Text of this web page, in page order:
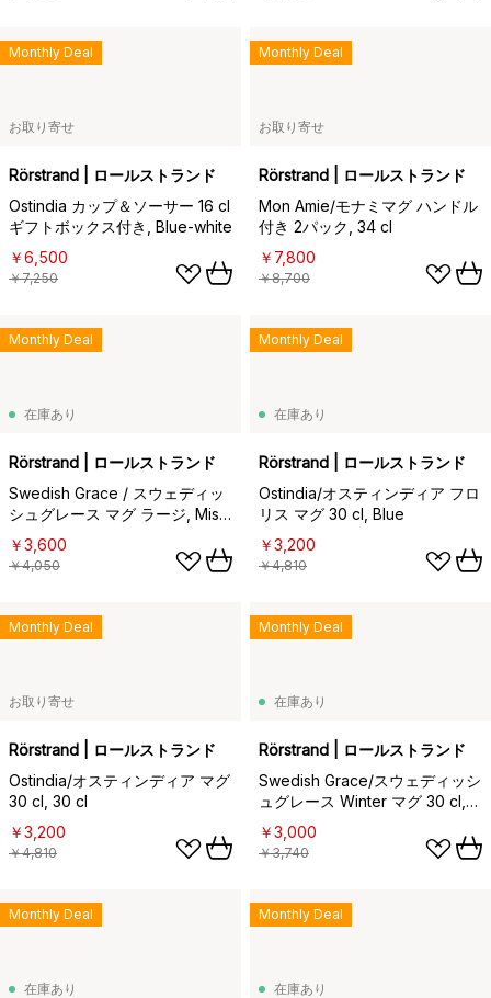
お取り寄せ
Rörstrand | ロールストランド
Ostindia カップ＆ソーサー 16 cl
ギフトボックス付き, Blue-white
￥6,500
￥7,250
Monthly Deal
お取り寄せ
Rörstrand | ロールストランド
Mon Amie/モナミマグ ハンドル
付き 2パック, 34 cl
￥7,800
￥8,700
Monthly Deal
在庫あり
Rörstrand | ロールストランド
Swedish Grace / スウェディッ
シュグレース マグ ラージ, Mist
(grey)
￥3,600
￥4,050
Monthly Deal
在庫あり
Rörstrand | ロールストランド
Ostindia/オスティンディア フロ
リス マグ 30 cl, Blue
￥3,200
￥4,810
Monthly Deal
お取り寄せ
Rörstrand | ロールストランド
Ostindia/オスティンディア マグ
30 cl, 30 cl
￥3,200
￥4,810
Monthly Deal
在庫あり
Rörstrand | ロールストランド
Swedish Grace/スウェディッシ
ュグレース Winter マグ 30 cl,
white
￥3,000
￥3,740
Monthly Deal
在庫あり
Monthly Deal
在庫あり
Monthly Deal